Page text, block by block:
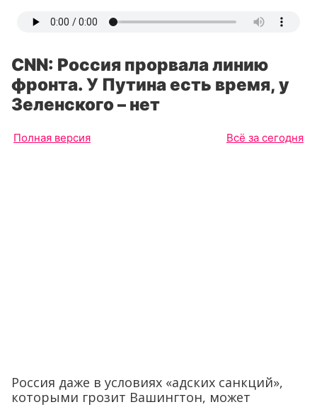
CNN: Россия прорвала линию
фронта. У Путина есть время, у
Зеленского – нет
Полная версия Всё за сегодня
Россия даже в условиях «адских санкций»,
которыми грозит Вашингтон, может